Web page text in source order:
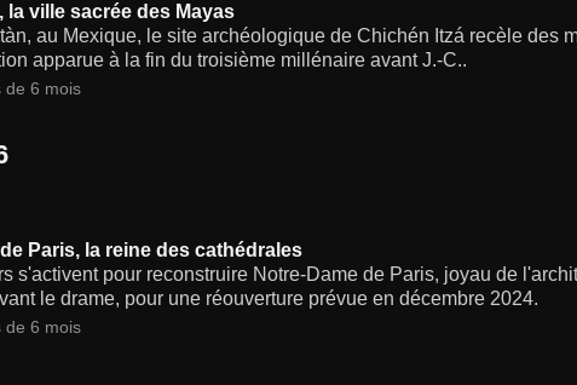
la ville sacrée des Mayas
au Mexique, le site archéologique de Chichén Itzá recèle des
apparue à la fin du troisième millénaire avant J.-C..
de 6 mois
Paris, la reine des cathédrales
s'activent pour reconstruire Notre-Dame de Paris, joyau de
le drame, pour une réouverture prévue en décembre 2024.
de 6 mois